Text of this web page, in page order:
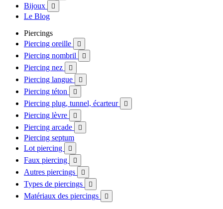
Bijoux 
Le Blog
Piercings
Piercing oreille

Piercing nombril 
Piercing nez 
Piercing langue 
Piercing téton 
Piercing plug, tunnel, écarteur 
Piercing lèvre 
Piercing arcade 
Piercing septum
Lot piercing

Faux piercing 
Autres piercings 
Types de piercings 
Matériaux des piercings 